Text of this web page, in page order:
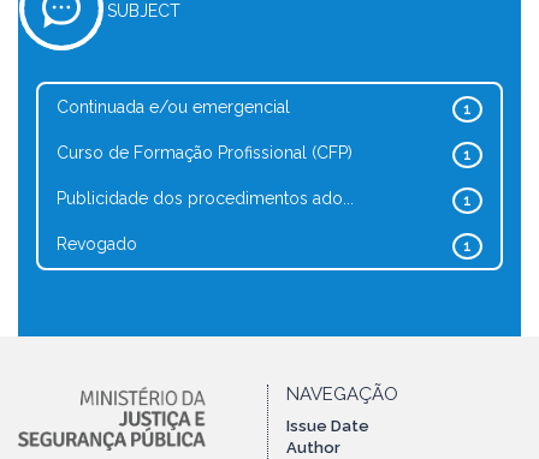
SUBJECT
1
Continuada e/ou emergencial
1
Curso de Formação Profissional (CFP)
1
Publicidade dos procedimentos ado...
1
Revogado
NAVEGAÇÃO
Issue Date
Author